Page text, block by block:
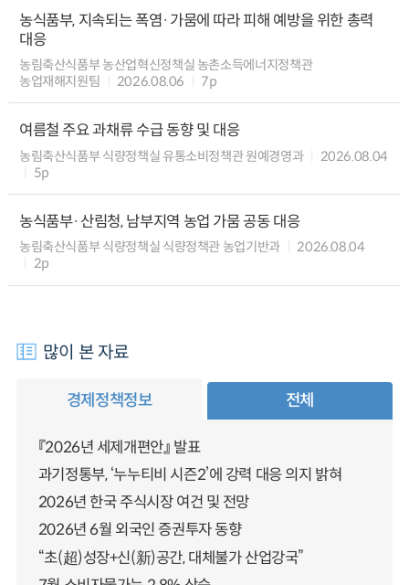
농식품부, 지속되는 폭염·가뭄에 따라 피해 예방을 위한 총력
대응
농림축산식품부 농산업혁신정책실 농촌소득에너지정책관
농업재해지원팀
2026.08.06 7p
여름철 주요 과채류 수급 동향 및 대응
농림축산식품부 식량정책실 유통소비정책관 원예경영과
2026.08.04
5p
농식품부·산림청, 남부지역 농업 가뭄 공동 대응
농림축산식품부 식량정책실 식량정책관 농업기반과
2026.08.04
2p
많이 본 자료
경제정책정보 전체
『2026년 세제개편안』 발표
과기정통부, ‘누누티비 시즌2’에 강력 대응 의지 밝혀
2026년 한국 주식시장 여건 및 전망
2026년 6월 외국인 증권투자 동향
“초(超)성장+신(新)공간, 대체불가 산업강국”